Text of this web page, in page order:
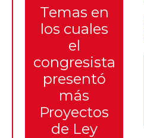
Temas en
los cuales
el
congresista
presentó
más
Proyectos
de Ley